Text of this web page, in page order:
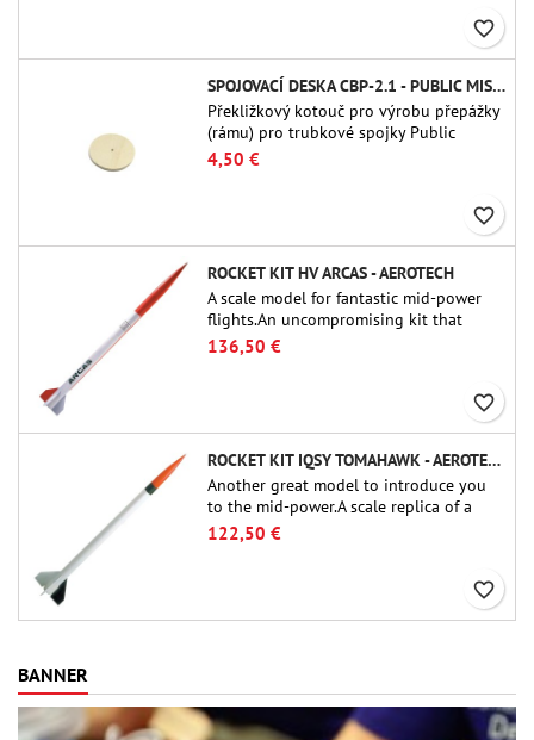
favorite_border
SPOJOVACÍ DESKA CBP-2.1 - PUBLIC MISSILES LTD.
Překližkový kotouč pro výrobu přepážky
(rámu) pro trubkové spojky Public
Missiles Ltd. o průměru 54 mm (PT-2.1
nebo QT-2.1)
4,50 €
favorite_border
ROCKET KIT HV ARCAS - AEROTECH
A scale model for fantastic mid-power
flights.An uncompromising kit that
allows you to build a replica of one of
the most famous sounding-rocket ever.
136,50 €
favorite_border
ROCKET KIT IQSY TOMAHAWK - AEROTECH
Another great model to introduce you
to the mid-power.A scale replica of a
famous sounding rocket, small in size
and peefect to move to higher-level kits.
122,50 €
favorite_border
BANNER